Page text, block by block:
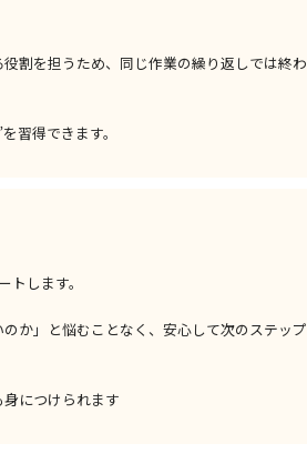
割を担うため、同じ作業の繰り返しでは終わ
習得できます。
します。
か」と悩むことなく、安心して次のステップ
につけられます